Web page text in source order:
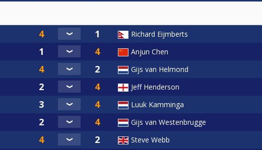
Richard Eijmberts
Anjun Chen
Gijs van Helmond
Jeff Henderson
Luuk Kamminga
Gijs van Westenbrugge
Steve Webb